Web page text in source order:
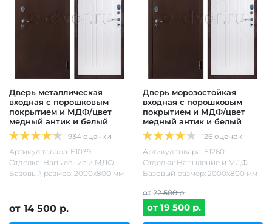
Дверь металлическая
входная с порошковым
покрытием и МДФ/цвет
медный антик и белый
934 оценки
Артикул товара: Е1039
Отделка: Напыление и МДФ
Базовый размер: 2000х800 мм
от 14 500 р.
Дверь морозостойкая
входная с порошковым
покрытием и МДФ/цвет
медный антик и белый
126 оценок
Артикул товара: Е1260
Отделка: Напыление и МДФ
Базовый размер: 2000х800 мм
от 22 500 р.
от 19 500 р.